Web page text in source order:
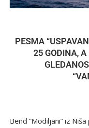
PESMA
25 GODINA, A
Bend “Modiljani” iz